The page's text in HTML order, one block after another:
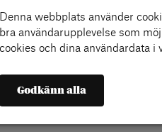
Denna webbplats använder
bra användarupplevelse som
cookies och dina användardata i
Godkänn alla